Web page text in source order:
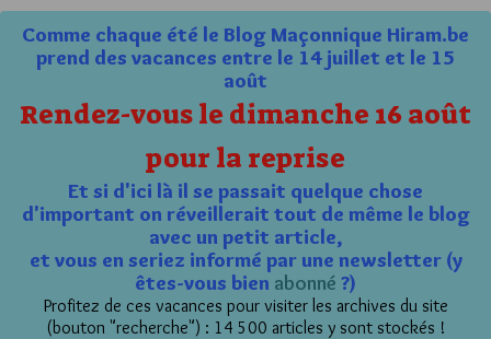
Comme chaque été le Blog Maçonnique Hiram.be
prend des vacances entre le 14 juillet et le 15
août
Rendez-vous le dimanche 16 août
pour la reprise
Et si d'ici là il se passait quelque chose
d'important on réveillerait tout de même le blog
avec un petit article,
et vous en seriez informé par une newsletter (y
êtes-vous bien abonné ?)
Profitez de ces vacances pour visiter les archives du site
(bouton "recherche") : 14 500 articles y sont stockés !